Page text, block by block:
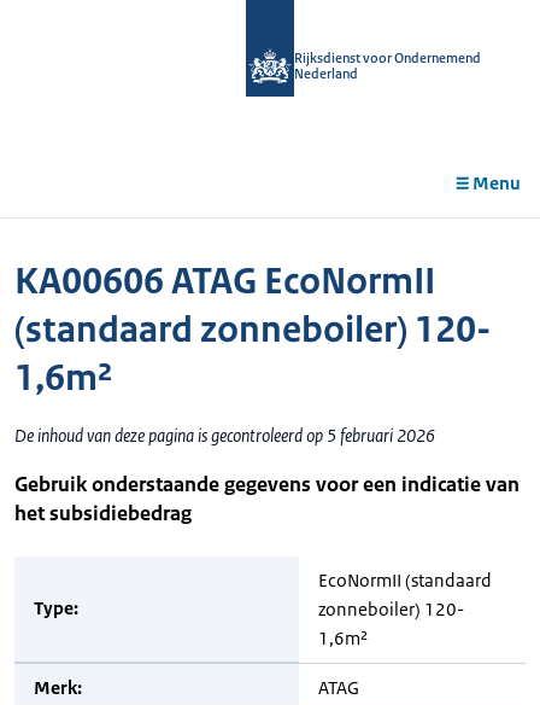
Rijksdienst voor Ondernemend
Nederland
Menu
KA00606 ATAG EcoNormII
(standaard zonneboiler) 120-
1,6m²
De inhoud van deze pagina is gecontroleerd op 5 februari 2026
Gebruik onderstaande gegevens voor een indicatie van
het subsidiebedrag
Type:
EcoNormII (standaard
zonneboiler) 120-
1,6m²
Merk: ATAG